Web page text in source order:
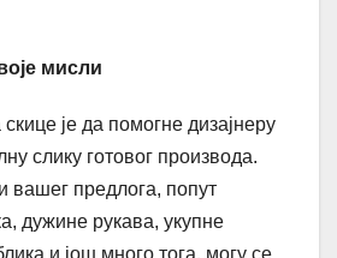
мисли
је да помогне дизајнеру
слику готовог производа.
вашег предлога, попут
дужине рукава, укупне